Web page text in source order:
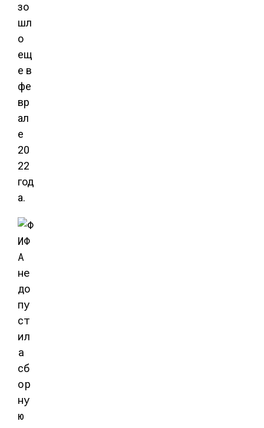
зо
шл
о
ещ
е в
фе
вр
ал
е
20
22
год
а.